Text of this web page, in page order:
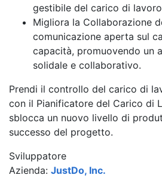
gestibile del carico di
Migliora la Collaborazione
comunicazione aperta sul
capacità, promuovendo un
solidale e collaborativo.
Prendi il controllo del carico di
con il Pianificatore del Carico di
sblocca un nuovo livello di
successo del progetto.
Sviluppatore
Azienda: JustDo, Inc.